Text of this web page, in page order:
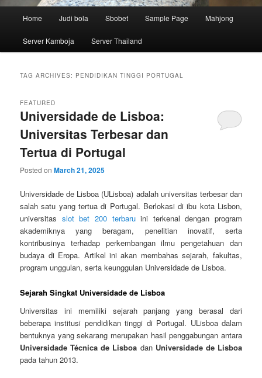
Home Judi bola Sbobet Sample Page Mahjong
Server Kamboja Server Thailand
TAG ARCHIVES: PENDIDIKAN TINGGI PORTUGAL
Universidade de Lisboa:
Universitas Terbesar dan
Tertua di Portugal
FEATURED
Posted onMarch 21, 2025
Universidade de Lisboa (ULisboa) adalah universitas terbesar dan
salah satu yang tertua di Portugal. Berlokasi di ibu kota Lisbon,
universitas slot bet 200 terbaruini terkenal dengan program
akademiknya yang beragam, penelitian inovatif, serta
kontribusinya terhadap perkembangan ilmu pengetahuan dan
budaya di Eropa. Artikel ini akan membahas sejarah, fakultas,
program unggulan, serta keunggulan Universidade de Lisboa.
Sejarah Singkat Universidade de Lisboa
Universitas ini memiliki sejarah panjang yang berasal dari
beberapa institusi pendidikan tinggi di Portugal. ULisboa dalam
bentuknya yang sekarang merupakan hasil penggabungan antara
Universidade Técnica de Lisboa dan Universidade de Lisboa
pada tahun 2013.